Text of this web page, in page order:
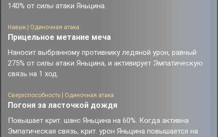
140% от силы атаки Яньцина.
Навык | Одиночная атака
Прицельное метание меча
Наносит выбранному противнику ледяной урон, равный
275% от силы атаки Яньцина, и активирует Эмпатическую
связь на 1 ход.
Сверхспособность | Одиночная атака
Погоня за ласточкой дождя
Повышает крит. шанс Яньцина на 60%. Когда активна
Эмпатическая связь, крит. урон Яньцина повышается на